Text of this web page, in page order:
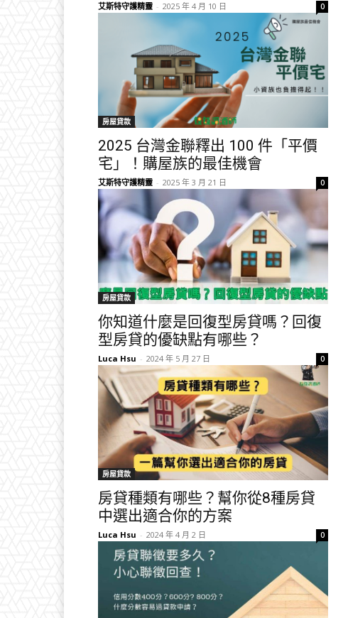
艾斯特守護精靈 - 2025 年 4 月 10 日 0
房屋貸款
2025 台灣金聯釋出 100 件「平價
宅」！購屋族的最佳機會
艾斯特守護精靈 - 2025 年 3 月 21 日 0
房屋貸款
你知道什麼是回復型房貸嗎？回復
型房貸的優缺點有哪些？
Luca Hsu - 2024 年 5 月 27 日 0
房屋貸款
房貸種類有哪些？幫你從8種房貸
中選出適合你的方案
Luca Hsu - 2024 年 4 月 2 日 0